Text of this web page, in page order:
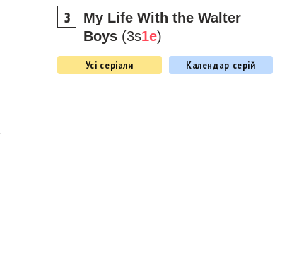
My Life With the Walter
Boys (3s1e)
Усі серіали Календар серій